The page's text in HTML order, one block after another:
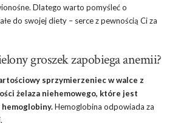
Dlatego warto pomyśleć o
do swojej diety – serce z pewnością Ci za
groszek zapobiega anemii?
sprzymierzeniec w walce z
żelaza niehemowego, które jest
Hemoglobina odpowiada za